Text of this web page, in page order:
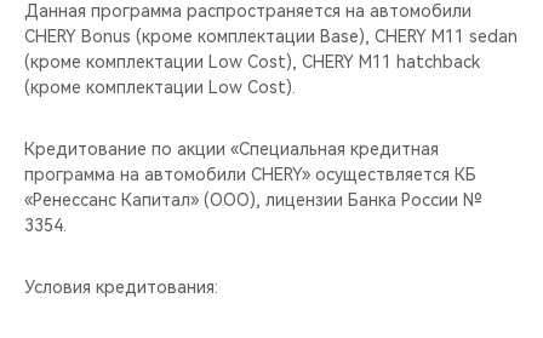
Данная программа распространяется на автомобили
CHERY Bonus (кроме комплектации Base), CHERY M11 sedan
(кроме комплектации Low Cost), CHERY M11 hatchback
(кроме комплектации Low Cost).
Кредитование по акции «Специальная кредитная
программа на автомобили CHERY» осуществляется КБ
«Ренессанс Капитал» (ООО), лицензии Банка России №
3354.
Условия кредитования: